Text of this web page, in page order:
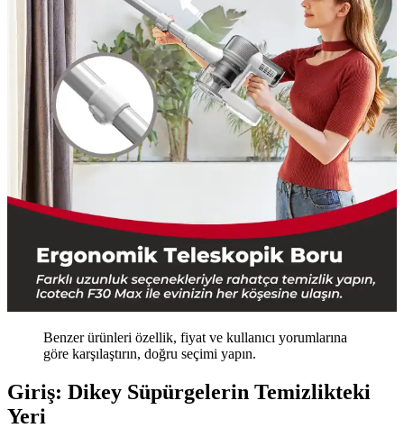
Benzer ürünleri özellik, fiyat ve kullanıcı yorumlarına
göre karşılaştırın, doğru seçimi yapın.
Giriş: Dikey Süpürgelerin Temizlikteki
Yeri